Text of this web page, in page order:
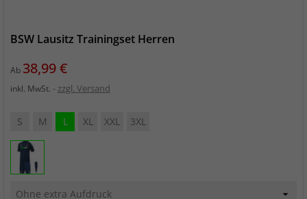
BSW Lausitz Trainingset Herren
Ab Preis
38,99 €
inkl. MwSt. zzgl. Versand
S M L XL XXL 3XL